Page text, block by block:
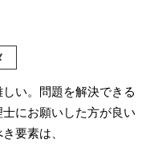
い。問題を解決できる
にお願いした方が良い
要素は、